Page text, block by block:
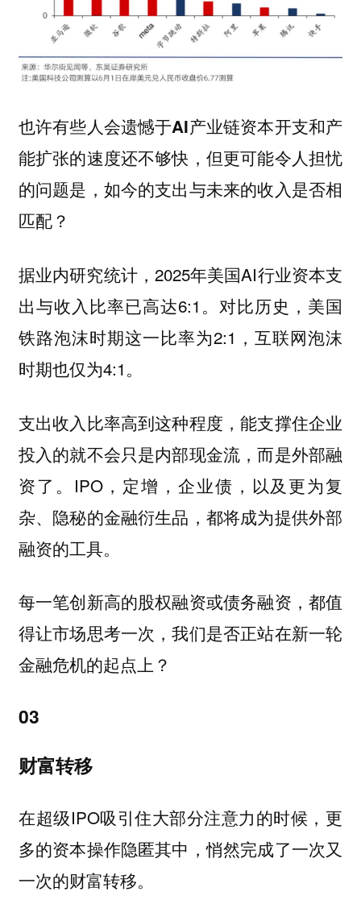
也许有些人会遗憾于AI产业链资本开支和产
能扩张的速度还不够快，但更可能令人担忧
的问题是，如今的支出与未来的收入是否相
匹配？
据业内研究统计，2025年美国AI行业资本支
出与收入比率已高达6:1。对比历史，美国
铁路泡沫时期这一比率为2:1，互联网泡沫
时期也仅为4:1。
支出收入比率高到这种程度，能支撑住企业
投入的就不会只是内部现金流，而是外部融
资了。IPO，定增，企业债，以及更为复
杂、隐秘的金融衍生品，都将成为提供外部
融资的工具。
每一笔创新高的股权融资或债务融资，都值
得让市场思考一次，我们是否正站在新一轮
金融危机的起点上？
03
财富转移
在超级IPO吸引住大部分注意力的时候，更
多的资本操作隐匿其中，悄然完成了一次又
一次的财富转移。